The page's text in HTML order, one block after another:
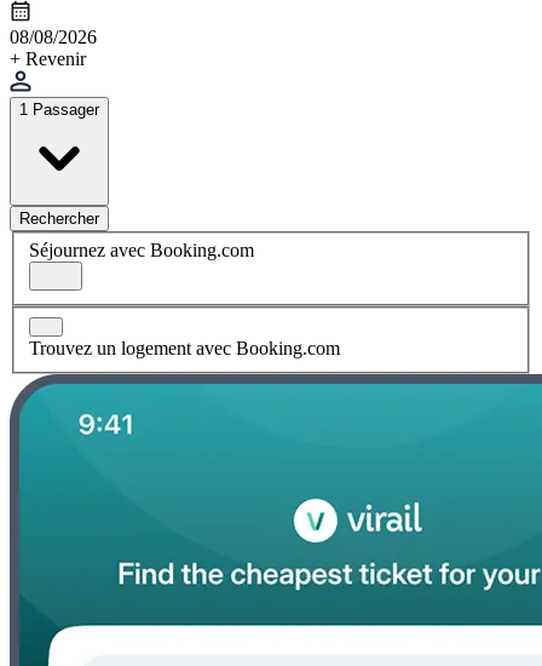
08/08/2026
+ Revenir
1 Passager
Rechercher
Séjournez avec Booking.com
Trouvez un logement avec Booking.com